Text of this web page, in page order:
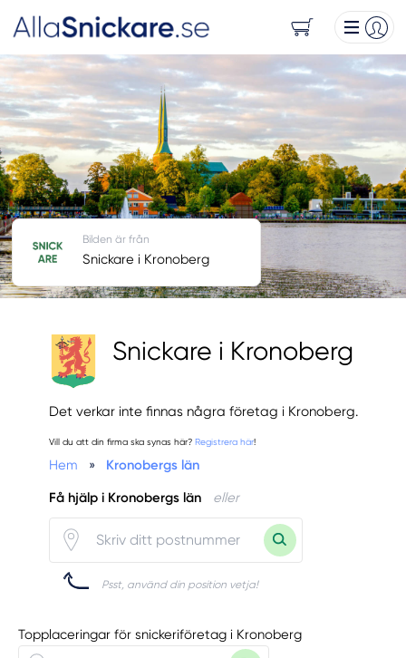
Snickare i Kronoberg
Det verkar inte finnas några företag i Kronoberg.
Vill du att din firma ska synas här? Registrera här!
Hem » Kronobergs län
Få hjälp i Kronobergs län eller
Psst, använd din position vetja!
Bilden är från
Snickare i Kronoberg
Topplaceringar för snickeriföretag i Kronoberg